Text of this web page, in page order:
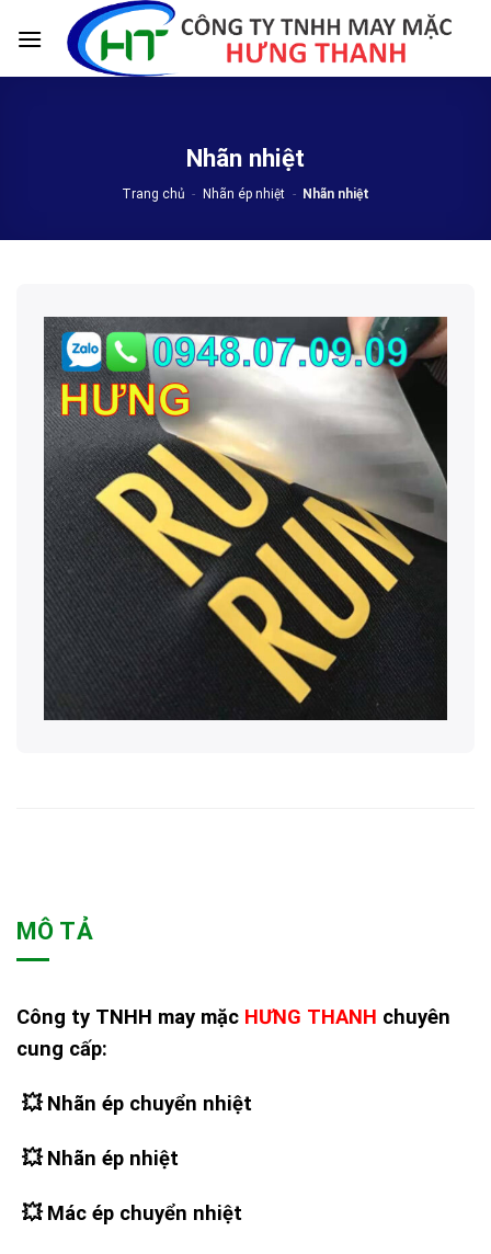
Nhãn nhiệt
Trang chủ - Nhãn ép nhiệt - Nhãn nhiệt
MÔ TẢ
Công ty TNHH may mặc HƯNG THANH chuyên
cung cấp:
💥 Nhãn ép chuyển nhiệt
💥Nhãn ép nhiệt
💥Mác ép chuyển nhiệt